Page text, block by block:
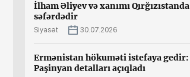
İlham Əliyev və xanımı Qırğızıstanda
səfərdədir
Siyasət 30.07.2026
Ermənistan hökuməti istefaya gedir:
Paşinyan detalları açıqladı